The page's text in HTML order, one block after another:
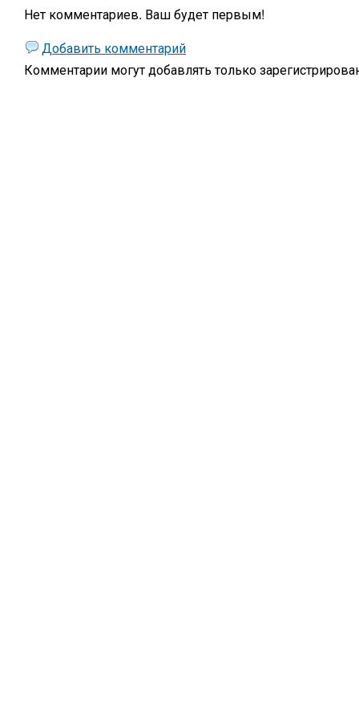
Нет комментариев. Ваш будет первым!
Добавить комментарий
Комментарии могут добавлять только